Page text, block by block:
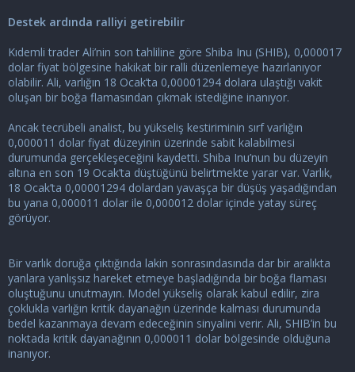
Destek ardında ralliyi getirebilir
Kıdemli trader Ali’nin son tahliline göre Shiba Inu (SHIB), 0,000017
dolar fiyat bölgesine hakikat bir ralli düzenlemeye hazırlanıyor
olabilir. Ali, varlığın 18 Ocak’ta 0,00001294 dolara ulaştığı vakit
oluşan bir boğa flamasından çıkmak istediğine inanıyor.
Ancak tecrübeli analist, bu yükseliş kestiriminin sırf varlığın
0,000011 dolar fiyat düzeyinin üzerinde sabit kalabilmesi
durumunda gerçekleşeceğini kaydetti. Shiba Inu’nun bu düzeyin
altına en son 19 Ocak’ta düştüğünü belirtmekte yarar var. Varlık,
18 Ocak’ta 0,00001294 dolardan yavaşça bir düşüş yaşadığından
bu yana 0,000011 dolar ile 0,000012 dolar içinde yatay süreç
görüyor.
Bir varlık doruğa çıktığında lakin sonrasındasında dar bir aralıkta
yanlara yanlışsız hareket etmeye başladığında bir boğa flaması
oluştuğunu unutmayın. Model yükseliş olarak kabul edilir, zira
çoklukla varlığın kritik dayanağın üzerinde kalması durumunda
bedel kazanmaya devam edeceğinin sinyalini verir. Ali, SHIB’in bu
noktada kritik dayanağının 0,000011 dolar bölgesinde olduğuna
inanıyor.